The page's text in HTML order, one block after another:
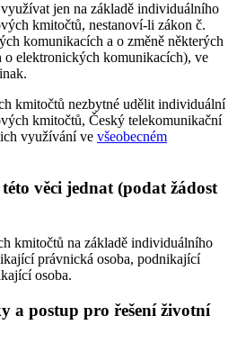
jen na základě individuálního
kmitočtů, nestanoví-li zákon č.
komunikacích a o změně některých
o elektronických komunikacích), ve
kmitočtů nezbytné udělit individuální
kmitočtů, Český telekomunikační
využívání ve všeobecném
věci jednat (podat žádost
kmitočtů na základě individuálního
právnická osoba, podnikající
osoba.
a postup pro řešení životní